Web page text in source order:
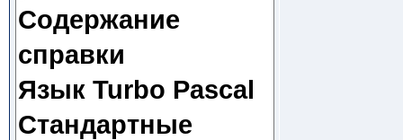
Содержание
справки
Язык Turbo Pascal
Стандартные